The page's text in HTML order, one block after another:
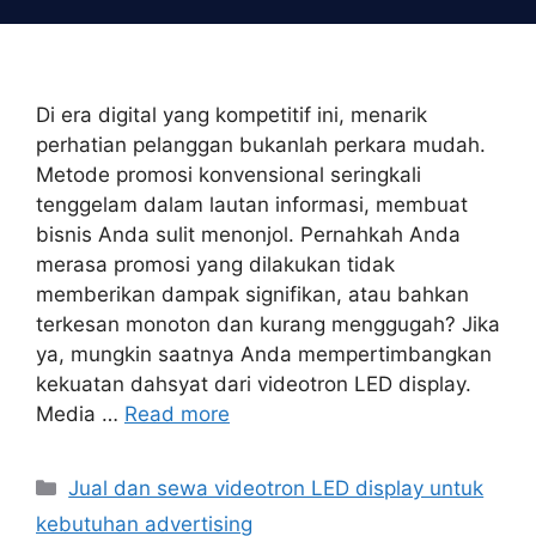
Di era digital yang kompetitif ini, menarik
perhatian pelanggan bukanlah perkara mudah.
Metode promosi konvensional seringkali
tenggelam dalam lautan informasi, membuat
bisnis Anda sulit menonjol. Pernahkah Anda
merasa promosi yang dilakukan tidak
memberikan dampak signifikan, atau bahkan
terkesan monoton dan kurang menggugah? Jika
ya, mungkin saatnya Anda mempertimbangkan
kekuatan dahsyat dari videotron LED display.
Media … Read more
Categories
Jual dan sewa videotron LED display untuk
kebutuhan advertising